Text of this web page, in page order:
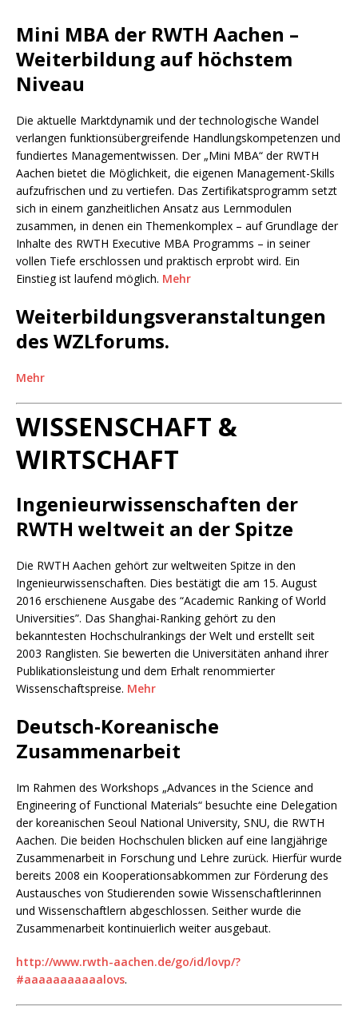
Mini MBA der RWTH Aachen –
Weiterbildung auf höchstem
Niveau
Die aktuelle Marktdynamik und der technologische Wandel
verlangen funktionsübergreifende Handlungskompetenzen und
fundiertes Managementwissen. Der „Mini MBA“ der RWTH
Aachen bietet die Möglichkeit, die eigenen Management-Skills
aufzufrischen und zu vertiefen. Das Zertifikatsprogramm setzt
sich in einem ganzheitlichen Ansatz aus Lernmodulen
zusammen, in denen ein Themenkomplex – auf Grundlage der
Inhalte des RWTH Executive MBA Programms – in seiner
vollen Tiefe erschlossen und praktisch erprobt wird. Ein
Einstieg ist laufend möglich. Mehr
Weiterbildungsveranstaltungen
des WZLforums.
Mehr
WISSENSCHAFT &
WIRTSCHAFT
Ingenieurwissenschaften der
RWTH weltweit an der Spitze
Die RWTH Aachen gehört zur weltweiten Spitze in den
Ingenieurwissenschaften. Dies bestätigt die am 15. August
2016 erschienene Ausgabe des “Academic Ranking of World
Universities”. Das Shanghai-Ranking gehört zu den
bekanntesten Hochschulrankings der Welt und erstellt seit
2003 Ranglisten. Sie bewerten die Universitäten anhand ihrer
Publikationsleistung und dem Erhalt renommierter
Wissenschaftspreise. Mehr
Deutsch-Koreanische
Zusammenarbeit
Im Rahmen des Workshops „Advances in the Science and
Engineering of Functional Materials“ besuchte eine Delegation
der koreanischen Seoul National University, SNU, die RWTH
Aachen. Die beiden Hochschulen blicken auf eine langjährige
Zusammenarbeit in Forschung und Lehre zurück. Hierfür wurde
bereits 2008 ein Kooperationsabkommen zur Förderung des
Austausches von Studierenden sowie Wissenschaftlerinnen
und Wissenschaftlern abgeschlossen. Seither wurde die
Zusammenarbeit kontinuierlich weiter ausgebaut.
http://www.rwth-aachen.de/go/id/lovp/?
#aaaaaaaaaaalovs.